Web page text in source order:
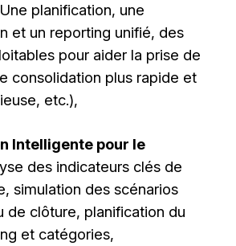
planification, une
et un reporting unifié, des
pour aider la prise de
consolidation plus rapide et
etc.),
Intelligente pour le
des indicateurs clés de
simulation des scénarios
de clôture, planification du
et catégories,